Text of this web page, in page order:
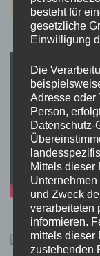
besteht für
gesetzliche
Einwilligung
Die
Adresse oder
Person,
Datenschutz-
Mittels dieser
und Zweck
verarbeiteten
informieren.
mittels dieser
zustehenden